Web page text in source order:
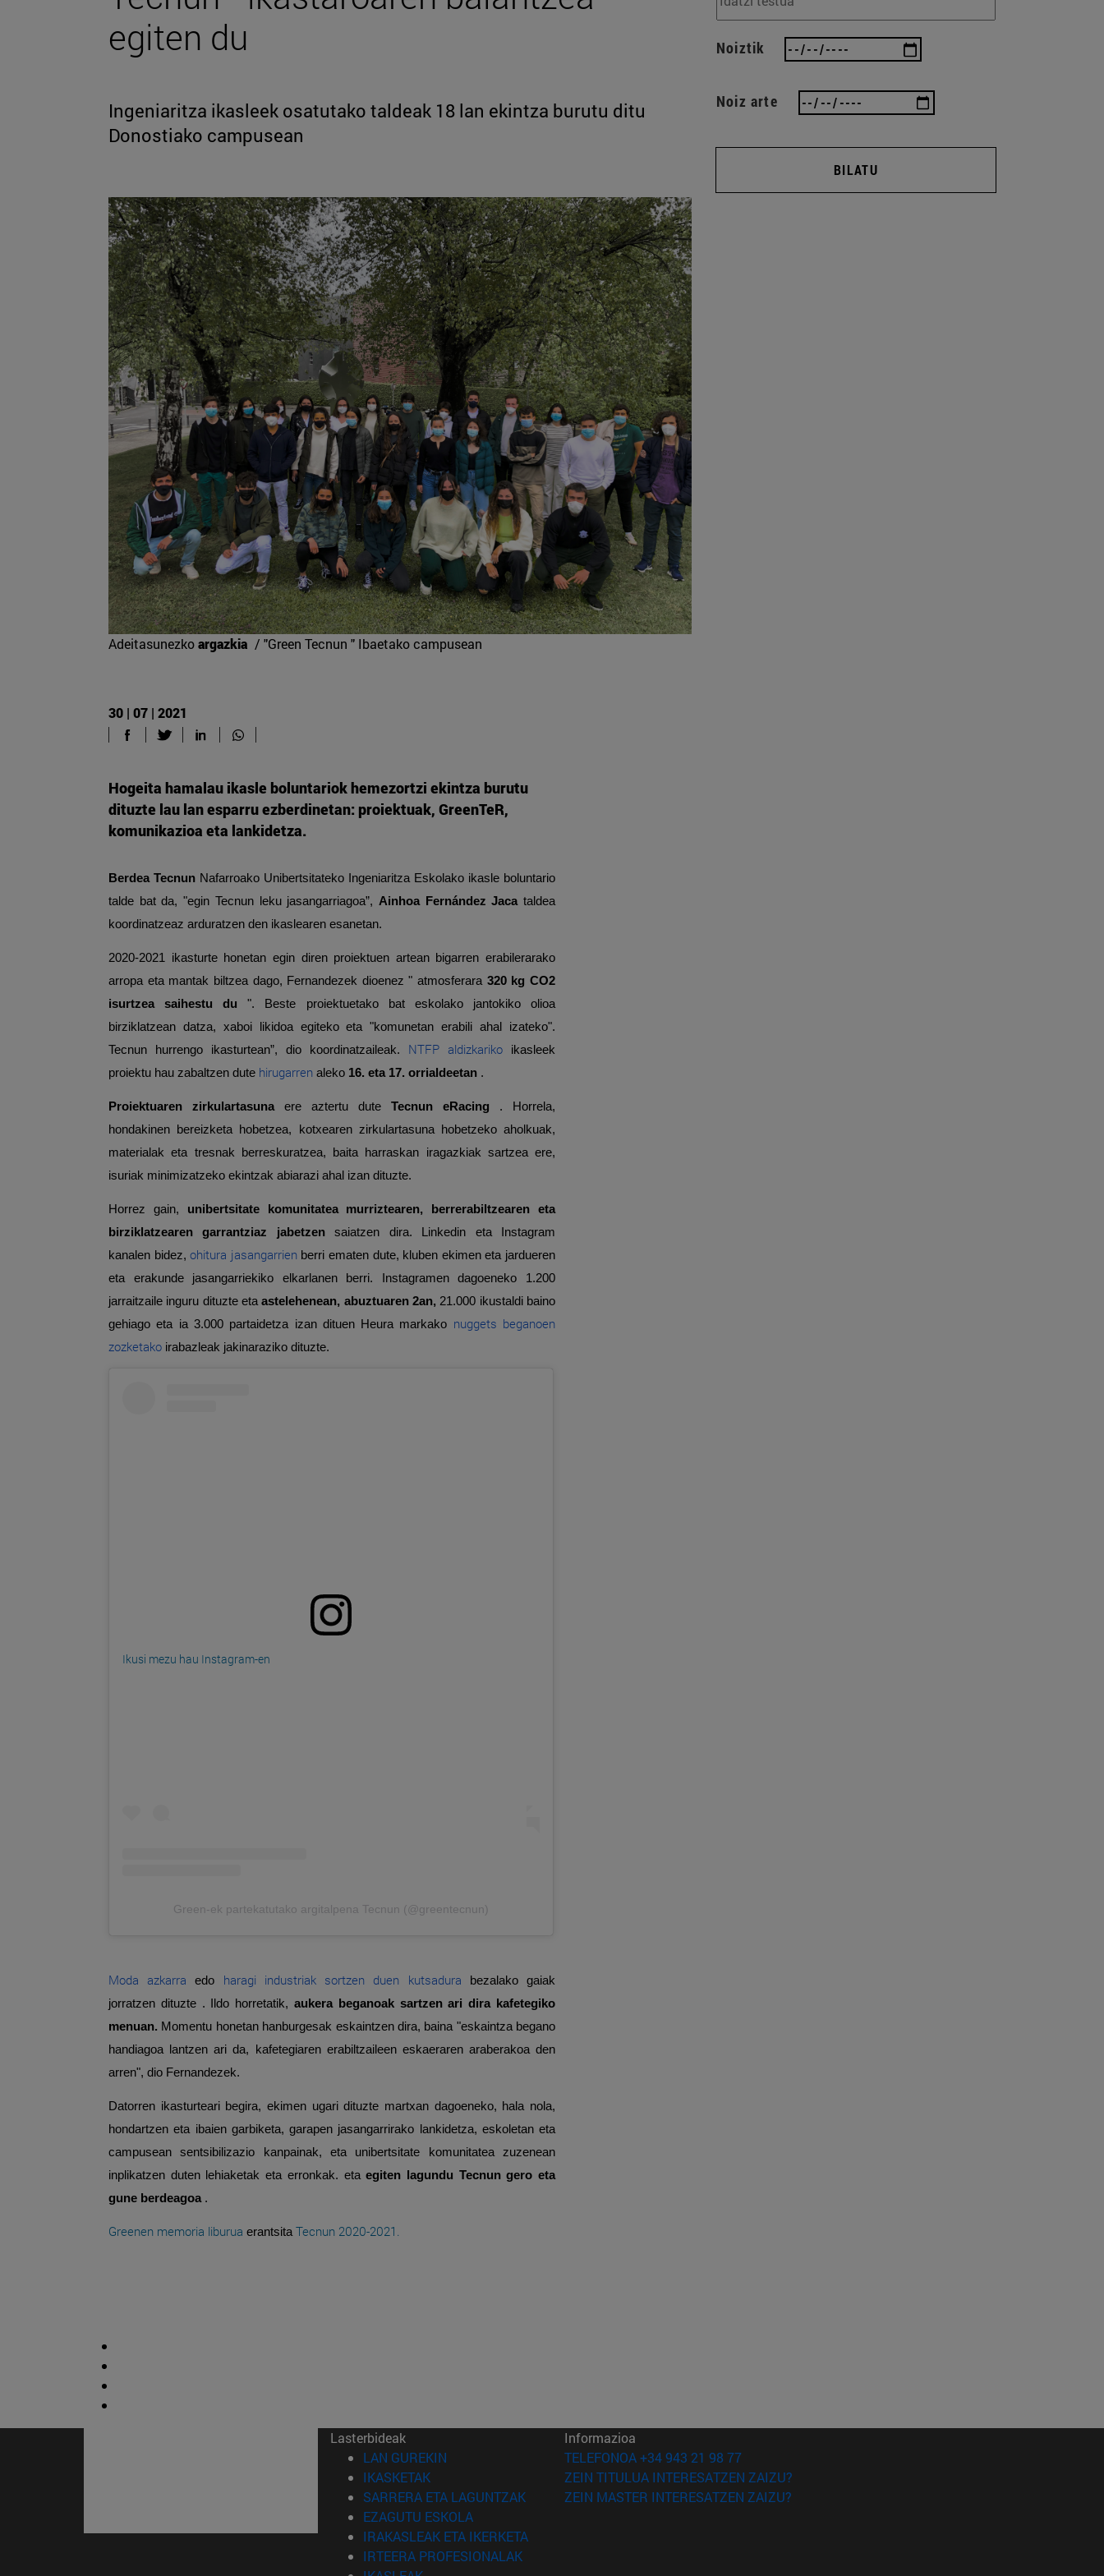
egiten du
Ingeniaritza ikasleek osatutako taldeak 18 lan ekintza burutu ditu
Donostiako campusean
Adeitasunezkoargazkia / "Green Tecnun " Ibaetako campusean
30 | 07 | 2021
Hogeita hamalau ikasle boluntariok hemezortzi ekintza burutu
dituzte lau lan esparru ezberdinetan: proiektuak, GreenTeR,
komunikazioa eta lankidetza.
Berdea Tecnun Nafarroako Unibertsitateko Ingeniaritza Eskolako ikasle boluntario
talde bat da, "egin Tecnun leku jasangarriagoa”, Ainhoa Fernández Jacataldea
koordinatzeaz arduratzen den ikaslearen esanetan.
2020-2021 ikasturte honetan egin diren proiektuen artean bigarren erabilerarako
arropa eta mantak biltzea dago, Fernandezek dioenez " atmosferara 320 kg CO2
isurtzea saihestu du ". Beste proiektuetako bat eskolako jantokiko olioa
birziklatzean datza, xaboi likidoa egiteko eta "komunetan erabili ahal izateko".
Tecnun hurrengo ikasturtean”, dio koordinatzaileak. NTFP aldizkariko ikasleek
proiektu hau zabaltzen dute hirugarren aleko 16. eta 17. orrialdeetan .
Proiektuaren zirkulartasunaere aztertu dute Tecnun eRacing . Horrela,
hondakinen bereizketa hobetzea, kotxearen zirkulartasuna hobetzeko aholkuak,
materialak eta tresnak berreskuratzea, baita harraskan iragazkiak sartzea ere,
isuriak minimizatzeko ekintzak abiarazi ahal izan dituzte.
Horrez gain, unibertsitate komunitatea murriztearen, berrerabiltzearen eta
birziklatzearen garrantziaz jabetzensaiatzen dira. Linkedin eta Instagram
kanalen bidez,ohitura jasangarrienberri ematen dute, kluben ekimen eta jardueren
eta erakunde jasangarriekiko elkarlanen berri. Instagramen dagoeneko 1.200
jarraitzaile inguru dituzte etaastelehenean, abuztuaren 2an, 21.000 ikustaldi baino
gehiago eta ia 3.000 partaidetza izan dituen Heura markako nuggets beganoen
zozketako irabazleak jakinaraziko dituzte.
Ikusi mezu hau Instagram-en
Green-ek partekatutako argitalpena Tecnun (@greentecnun)
Moda azkarra edo haragi industriak sortzen duen kutsadura bezalako gaiak
jorratzen dituzte . Ildo horretatik, aukera beganoak sartzen ari dira kafetegiko
menuan. Momentu honetan hanburgesak eskaintzen dira, baina "eskaintza begano
handiagoa lantzen ari da, kafetegiaren erabiltzaileen eskaeraren araberakoa den
arren", dio Fernandezek.
Datorren ikasturteari begira, ekimen ugari dituzte martxan dagoeneko, hala nola,
hondartzen eta ibaien garbiketa, garapen jasangarrirako lankidetza, eskoletan eta
campusean sentsibilizazio kanpainak, eta unibertsitate komunitatea zuzenean
inplikatzen duten lehiaketak eta erronkak. etaegiten lagundu Tecnungero eta
gune berdeagoa.
Greenen memoria liburua erantsitaTecnun 2020-2021.
Noiztik
Noiz arte
BILATU
Lasterbideak
LAN GUREKIN (Beste leiho batean irekiko da)
IKASKETAK(Beste leiho batean irekiko da)
SARRERA ETA LAGUNTZAK(Beste leiho batean irekiko da)
EZAGUTU ESKOLA(Beste leiho batean irekiko da)
IRAKASLEAK ETA IKERKETA(Beste leiho batean irekiko da)
IRTEERA PROFESIONALAK(Beste leiho batean irekiko da)
Informazioa
TELEFONOA +34 943 21 98 77
ZEIN TITULUA INTERESATZEN ZAIZU?
ZEIN MASTER INTERESATZEN ZAIZU?